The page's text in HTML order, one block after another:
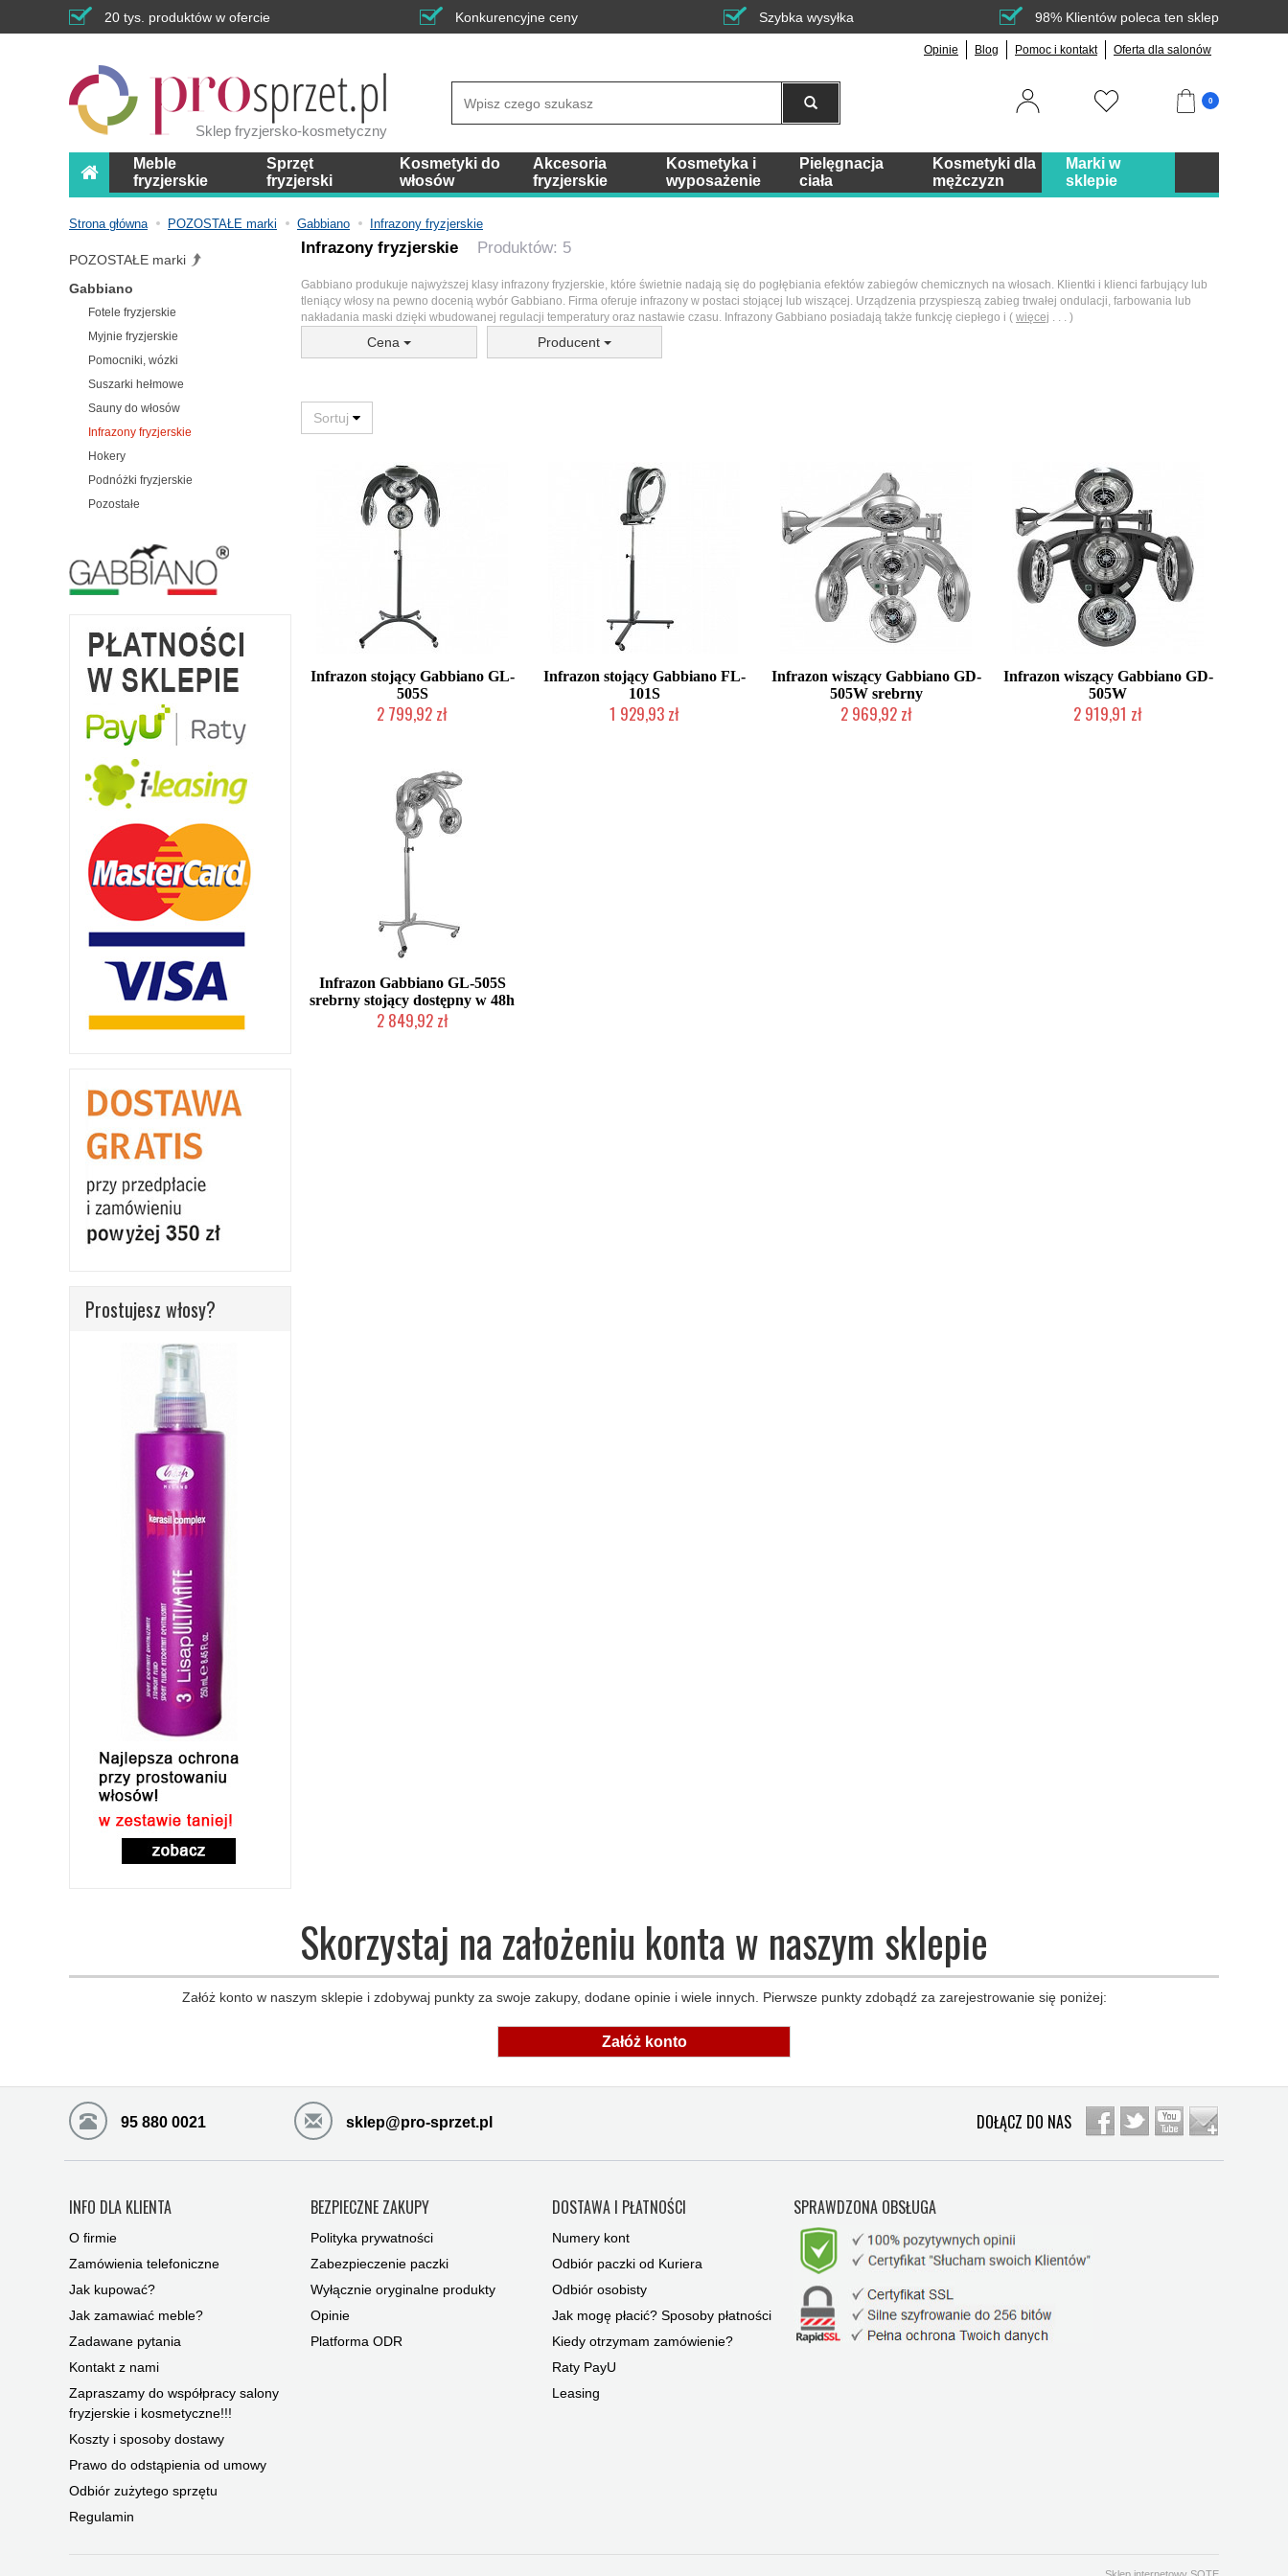
20 tys. produktów w ofercie Konkurencyjne ceny Szybka wysyłka 98% Klientów poleca ten sklep
Opinie Blog Pomoc i kontakt Oferta dla salonów
Sklep fryzjersko-kosmetyczny
0
Meble
fryzjerskie
Sprzęt
fryzjerski
Kosmetyki do
włosów
Akcesoria
fryzjerskie
Kosmetyka i
wyposażenie
Pielęgnacja
ciała
Kosmetyki dla
mężczyzn
Marki w
sklepie
Strona główna POZOSTAŁE marki Gabbiano Infrazony fryzjerskie
Infrazony fryzjerskie Produktów: 5
Gabbiano produkuje najwyższej klasy infrazony fryzjerskie, które świetnie nadają się do pogłębiania efektów zabiegów chemicznych na włosach. Klientki i klienci farbujący lub
tleniący włosy na pewno docenią wybór Gabbiano. Firma oferuje infrazony w postaci stojącej lub wiszącej. Urządzenia przyspieszą zabieg trwałej ondulacji, farbowania lub
nakładania maski dzięki wbudowanej regulacji temperatury oraz nastawie czasu. Infrazony Gabbiano posiadają także funkcję ciepłego i ( więcej . . . )
Cena Producent
Infrazon stojący Gabbiano GL-
505S
2 799,92 zł
Infrazon stojący Gabbiano FL-
101S
1 929,93 zł
Infrazon wiszący Gabbiano GD-
505W srebrny
2 969,92 zł
Infrazon wiszący Gabbiano GD-
505W
2 919,91 zł
Infrazon Gabbiano GL-505S
srebrny stojący dostępny w 48h
2 849,92 zł
POZOSTAŁE marki
Gabbiano
Fotele fryzjerskie
Myjnie fryzjerskie
Pomocniki, wózki
Suszarki hełmowe
Sauny do włosów
Infrazony fryzjerskie
Hokery
Podnóżki fryzjerskie
Pozostałe
Prostujesz włosy?
Skorzystaj na założeniu konta w naszym sklepie
Załóż konto w naszym sklepie i zdobywaj punkty za swoje zakupy, dodane opinie i wiele innych. Pierwsze punkty zdobądź za zarejestrowanie się poniżej:
Załóż konto
95 880 0021 sklep@pro-sprzet.pl DOŁĄCZ DO NAS
INFO DLA KLIENTA
O firmie
Zamówienia telefoniczne
Jak kupować?
Jak zamawiać meble?
Zadawane pytania
Kontakt z nami
Zapraszamy do współpracy salony
fryzjerskie i kosmetyczne!!!
Koszty i sposoby dostawy
Prawo do odstąpienia od umowy
Odbiór zużytego sprzętu
Regulamin
BEZPIECZNE ZAKUPY
Polityka prywatności
Zabezpieczenie paczki
Wyłącznie oryginalne produkty
Opinie
Platforma ODR
DOSTAWA I PŁATNOŚCI
Numery kont
Odbiór paczki od Kuriera
Odbiór osobisty
Jak mogę płacić? Sposoby płatności
Kiedy otrzymam zamówienie?
Raty PayU
Leasing
SPRAWDZONA OBSŁUGA